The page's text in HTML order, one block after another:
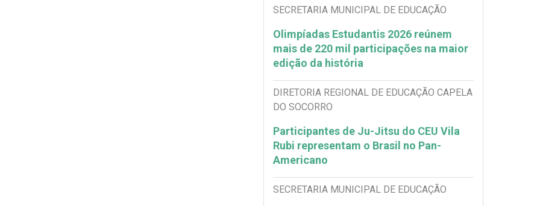
SECRETARIA MUNICIPAL DE EDUCAÇÃO
Olimpíadas Estudantis 2026 reúnem
mais de 220 mil participações na maior
edição da história
DIRETORIA REGIONAL DE EDUCAÇÃO CAPELA
DO SOCORRO
Participantes de Ju-Jitsu do CEU Vila
Rubi representam o Brasil no Pan-
Americano
SECRETARIA MUNICIPAL DE EDUCAÇÃO